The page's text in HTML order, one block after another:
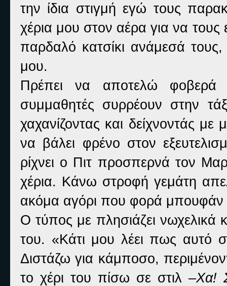
την ίδια στιγμή εγώ τους
χέρια μου στον αέρα για να
παρδαλό κατσίκι ανάμεσά
μου.
Πρέπει να αποτελώ φοβερά
συμμαθητές συρρέουν στην
χαχανίζοντας και δείχνοντάς
να βάλει φρένο στον
ρίχνει ο Πιτ προσπερνά τον
χέρια. Κάνω στροφή γεμάτη
ακόμα αγόρι που φορά μπουφάν
Ο τύπος με πλησιάζει νωχελικά
του. «Κάτι μου λέει πως αυτό
Διστάζω για κάμποσο,
το χέρι του πίσω σε στιλ –Χα!